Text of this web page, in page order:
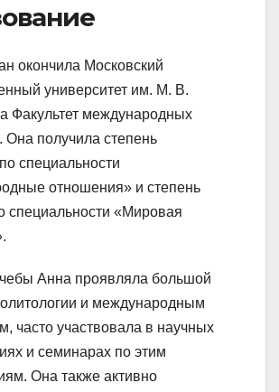
окончила Московский
университет им. М. В.
Факультет международных
Она получила степень
специальности
отношения» и степень
специальности «Мировая
Анна проявляла большой
и международным
часто участвовала в научных
и семинарах по этим
Она также активно